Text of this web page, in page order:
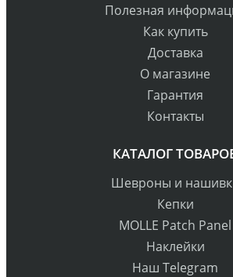
Полезная
Как купить
Доставка
О магазине
Гарантия
Контакты
КАТАЛОГ
Шевроны и
Кепки
MOLLE Patch Panel
Наклейки
Наш Telegram